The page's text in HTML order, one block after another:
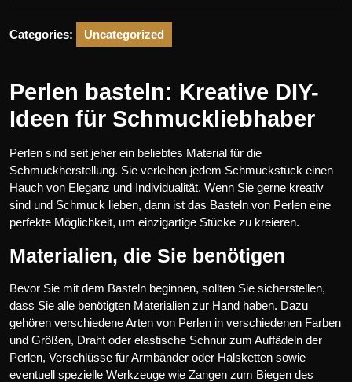
Categories: Uncategorized
Perlen basteln: Kreative DIY-
Ideen für Schmuckliebhaber
Perlen sind seit jeher ein beliebtes Material für die
Schmuckherstellung. Sie verleihen jedem Schmuckstück einen
Hauch von Eleganz und Individualität. Wenn Sie gerne kreativ
sind und Schmuck lieben, dann ist das Basteln von Perlen eine
perfekte Möglichkeit, um einzigartige Stücke zu kreieren.
Materialien, die Sie benötigen
Bevor Sie mit dem Basteln beginnen, sollten Sie sicherstellen,
dass Sie alle benötigten Materialien zur Hand haben. Dazu
gehören verschiedene Arten von Perlen in verschiedenen Farben
und Größen, Draht oder elastische Schnur zum Auffädeln der
Perlen, Verschlüsse für Armbänder oder Halsketten sowie
eventuell spezielle Werkzeuge wie Zangen zum Biegen des